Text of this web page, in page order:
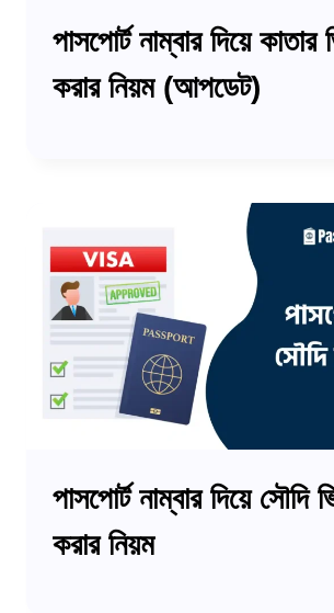
পাসপোর্ট নাম্বার দিয়ে কাতার
করার নিয়ম (আপডেট)
পাসপোর্ট নাম্বার দিয়ে সৌদি
করার নিয়ম